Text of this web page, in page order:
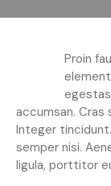
Proin
accumsan. Cras
Integer
semper nisi.
ligula, porttitor